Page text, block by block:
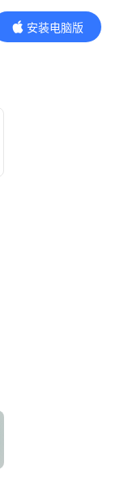
安装电脑版
内容更精彩